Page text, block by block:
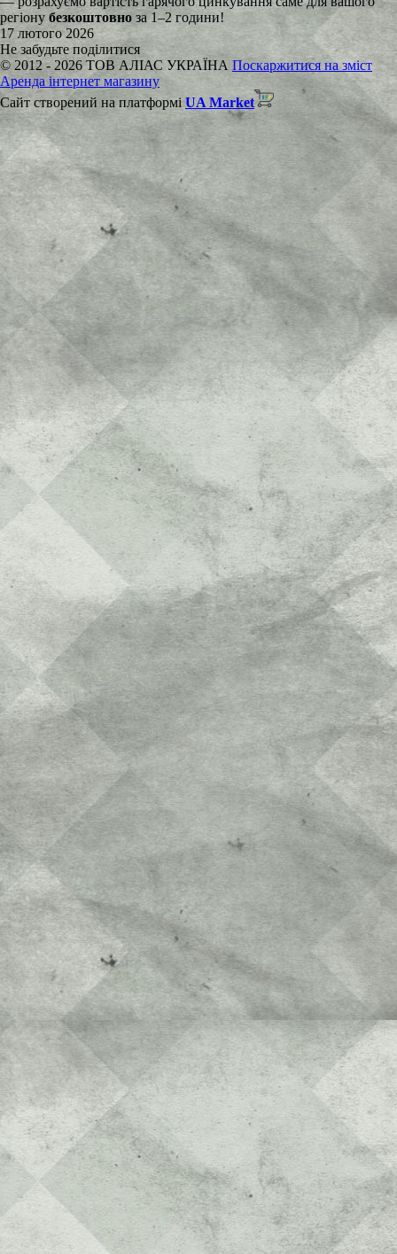
регіону безкоштовно за 1–2 години!
17 лютого 2026
Не забудьте поділитися
© 2012 - 2026 ТОВ АЛІАС УКРАЇНА Поскаржитися на зміст
Aренда інтернет магазину
Сайт створений на платформі UA Market